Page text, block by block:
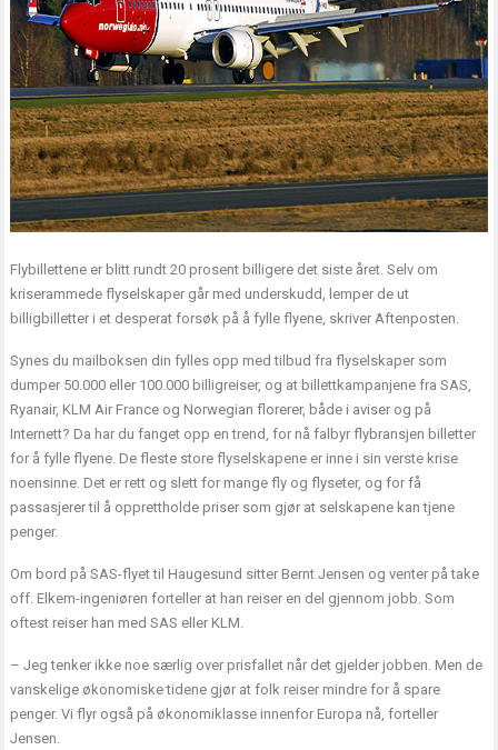
Flybillettene er blitt rundt 20 prosent billigere det siste året. Selv om
kriserammede flyselskaper går med underskudd, lemper de ut
billigbilletter i et desperat forsøk på å fylle flyene, skriver Aftenposten.
Synes du mailboksen din fylles opp med tilbud fra flyselskaper som
dumper 50.000 eller 100.000 billigreiser, og at billettkampanjene fra SAS,
Ryanair, KLM Air France og Norwegian florerer, både i aviser og på
Internett? Da har du fanget opp en trend, for nå falbyr flybransjen billetter
for å fylle flyene. De fleste store flyselskapene er inne i sin verste krise
noensinne. Det er rett og slett for mange fly og flyseter, og for få
passasjerer til å opprettholde priser som gjør at selskapene kan tjene
penger.
Om bord på SAS-flyet til Haugesund sitter Bernt Jensen og venter på take
off. Elkem-ingeniøren forteller at han reiser en del gjennom jobb. Som
oftest reiser han med SAS eller KLM.
– Jeg tenker ikke noe særlig over prisfallet når det gjelder jobben. Men de
vanskelige økonomiske tidene gjør at folk reiser mindre for å spare
penger. Vi flyr også på økonomiklasse innenfor Europa nå, forteller
Jensen.